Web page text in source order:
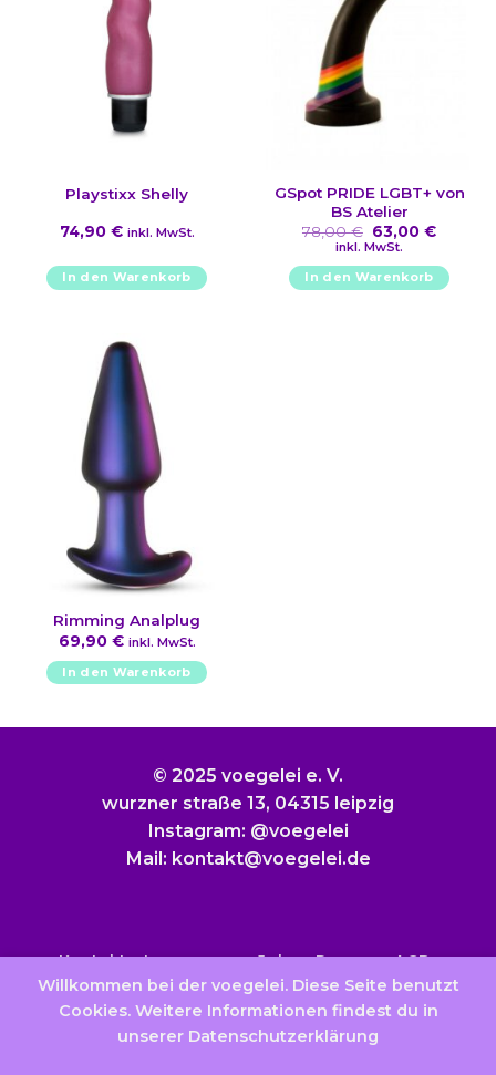
Playstixx Shelly
74,90 € inkl. MwSt.
In den Warenkorb
GSpot PRIDE LGBT+ von
BS Atelier
78,00€ Ursprünglicher
Preis
78,00 €
63,00€
63,00
inkl. MwSt.
In den Warenkorb
Rimming Analplug
69,90 € inkl. MwSt.
In den Warenkorb
© 2025 voegelei e. V.
wurzner straße 13, 04315 leipzig
Instagram: @voegelei
Mail: kontakt@voegelei.de
Kontakt Impressum Jobs Presse
AGB
Datenschutzerklärung
Widerrufsbelehrung
Willkommen bei der voegelei. Diese Seite benutzt
Cookies. Weitere Informationen findest du in
unserer Datenschutzerklärung